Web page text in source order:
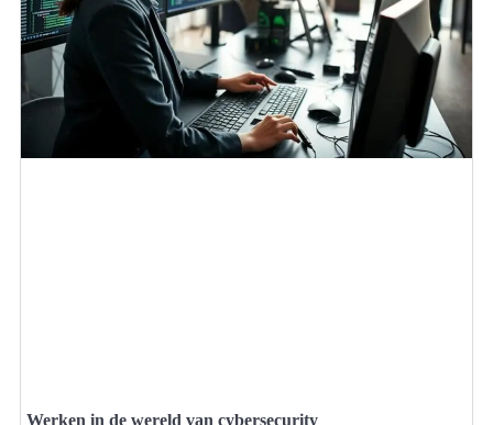
Werken in de wereld van cybersecurity